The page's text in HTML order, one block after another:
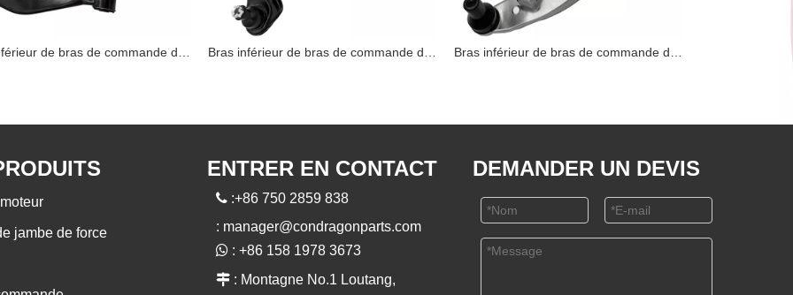
jambe de force
ENTRER EN CONTACT
 :+86 750 2859 838
: manager@condragonparts.com
 : +86 158 1978 3673
 : Montagne No.1 Loutang,
DEMANDER UN DEVIS